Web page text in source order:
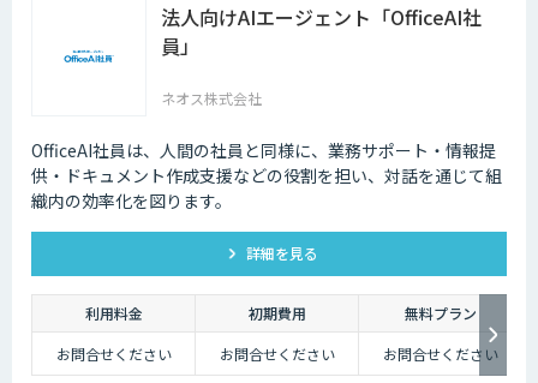
法人向けAIエージェント「OfficeAI社
員」
ネオス株式会社
OfficeAI社員は、人間の社員と同様に、業務サポート・情報提
供・ドキュメント作成支援などの役割を担い、対話を通じて組
織内の効率化を図ります。
詳細を見る
利用料金 初期費用
無料プラン
お問合せください
お問合せください お問合せください